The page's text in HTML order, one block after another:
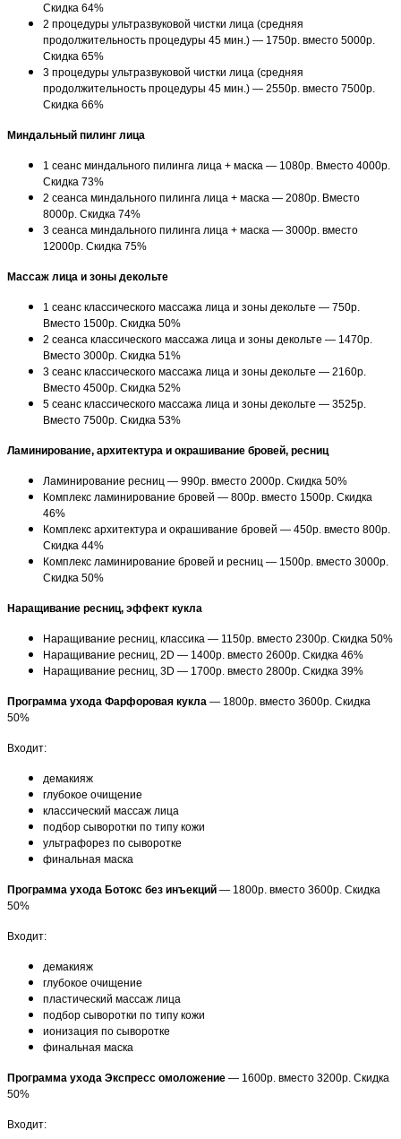
Скидка 64%
2 процедуры ультразвуковой чистки лица (средняя
продолжительность процедуры 45 мин.) — 1750р. вместо 5000р.
Скидка 65%
3 процедуры ультразвуковой чистки лица (средняя
продолжительность процедуры 45 мин.) — 2550р. вместо 7500р.
Скидка 66%
Миндальный пилинг лица
1 сеанс миндального пилинга лица + маска — 1080р. Вместо 4000р.
Скидка 73%
2 сеанса миндального пилинга лица + маска — 2080р. Вместо
8000р. Скидка 74%
3 сеанса миндального пилинга лица + маска — 3000р. вместо
12000р. Скидка 75%
Массаж лица и зоны декольте
1 сеанс классического массажа лица и зоны декольте — 750р.
Вместо 1500р. Скидка 50%
2 сеанса классического массажа лица и зоны декольте — 1470р.
Вместо 3000р. Скидка 51%
3 сеанс классического массажа лица и зоны декольте — 2160р.
Вместо 4500р. Скидка 52%
5 сеанс классического массажа лица и зоны декольте — 3525р.
Вместо 7500р. Скидка 53%
Ламинирование, архитектура и окрашивание бровей, ресниц
Ламинирование ресниц — 990р. вместо 2000р. Скидка 50%
Комплекс ламинирование бровей — 800р. вместо 1500р. Скидка
46%
Комплекс архитектура и окрашивание бровей — 450р. вместо 800р.
Скидка 44%
Комплекс ламинирование бровей и ресниц — 1500р. вместо 3000р.
Скидка 50%
Наращивание ресниц, эффект кукла
Наращивание ресниц, классика — 1150р. вместо 2300р. Скидка 50%
Наращивание ресниц, 2D — 1400р. вместо 2600р. Скидка 46%
Наращивание ресниц, 3D — 1700р. вместо 2800р. Скидка 39%
Программа ухода Фарфоровая кукла — 1800р. вместо 3600р. Скидка
50%
Входит:
демакияж
глубокое очищение
классический массаж лица
подбор сыворотки по типу кожи
ультрафорез по сыворотке
финальная маска
Программа ухода Ботокс без инъекций — 1800р. вместо 3600р. Скидка
50%
Входит:
демакияж
глубокое очищение
пластический массаж лица
подбор сыворотки по типу кожи
ионизация по сыворотке
финальная маска
Программа ухода Экспресс омоложение — 1600р. вместо 3200р. Скидка
50%
Входит: